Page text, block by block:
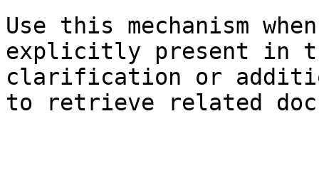
Use this mechanism
explicitly present in
clarification or